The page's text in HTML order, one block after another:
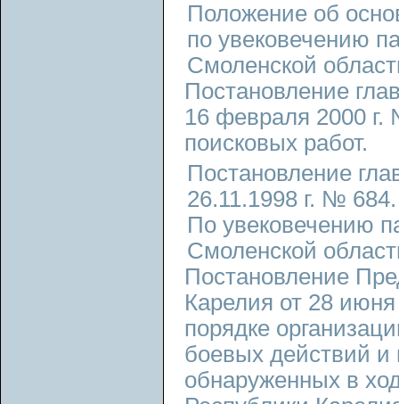
Положение об
по увековечению
Смоленской
Постановление
16 февраля 2000 г.
поисковых работ.
Постановление
26.11.1998 г. №
По увековечению
Смоленской
Постановление
Карелия от 28
порядке
боевых действий и
обнаруженных в